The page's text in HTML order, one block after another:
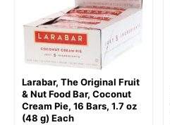
Larabar, The Original Fruit
& Nut Food Bar, Coconut
Cream Pie, 16 Bars, 1.7 oz
(48 g) Each